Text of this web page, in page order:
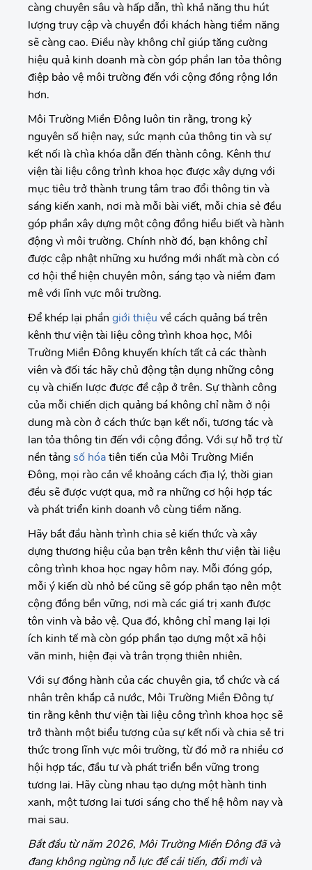
càng chuyên sâu và hấp dẫn, thì khả năng thu hút
lượng truy cập và chuyển đổi khách hàng tiềm năng
sẽ càng cao. Điều này không chỉ giúp tăng cường
hiệu quả kinh doanh mà còn góp phần lan tỏa thông
điệp bảo vệ môi trường đến với cộng đồng rộng lớn
hơn.
Môi Trường Miền Đông luôn tin rằng, trong kỷ
nguyên số hiện nay, sức mạnh của thông tin và sự
kết nối là chìa khóa dẫn đến thành công. Kênh thư
viện tài liệu công trình khoa học được xây dựng với
mục tiêu trở thành trung tâm trao đổi thông tin và
sáng kiến xanh, nơi mà mỗi bài viết, mỗi chia sẻ đều
góp phần xây dựng một cộng đồng hiểu biết và hành
động vì môi trường. Chính nhờ đó, bạn không chỉ
được cập nhật những xu hướng mới nhất mà còn có
cơ hội thể hiện chuyên môn, sáng tạo và niềm đam
mê với lĩnh vực môi trường.
Để khép lại phần giới thiệu về cách quảng bá trên
kênh thư viện tài liệu công trình khoa học, Môi
Trường Miền Đông khuyến khích tất cả các thành
viên và đối tác hãy chủ động tận dụng những công
cụ và chiến lược được đề cập ở trên. Sự thành công
của mỗi chiến dịch quảng bá không chỉ nằm ở nội
dung mà còn ở cách thức bạn kết nối, tương tác và
lan tỏa thông tin đến với cộng đồng. Với sự hỗ trợ từ
nền tảngsố hóatiên tiến của Môi Trường Miền
Đông, mọi rào cản về khoảng cách địa lý, thời gian
đều sẽ được vượt qua, mở ra những cơ hội hợp tác
và phát triển kinh doanh vô cùng tiềm năng.
Hãy bắt đầu hành trình chia sẻ kiến thức và xây
dựng thương hiệu của bạn trên kênh thư viện tài liệu
công trình khoa học ngay hôm nay. Mỗi đóng góp,
mỗi ý kiến dù nhỏ bé cũng sẽ góp phần tạo nên một
cộng đồng bền vững, nơi mà các giá trị xanh được
tôn vinh và bảo vệ. Qua đó, không chỉ mang lại lợi
ích kinh tế mà còn góp phần tạo dựng một xã hội
văn minh, hiện đại và trân trọng thiên nhiên.
Với sự đồng hành của các chuyên gia, tổ chức và cá
nhân trên khắp cả nước, Môi Trường Miền Đông tự
tin rằng kênh thư viện tài liệu công trình khoa học sẽ
trở thành một biểu tượng của sự kết nối và chia sẻ tri
thức trong lĩnh vực môi trường, từ đó mở ra nhiều cơ
hội hợp tác, đầu tư và phát triển bền vững trong
tương lai. Hãy cùng nhau tạo dựng một hành tinh
xanh, một tương lai tươi sáng cho thế hệ hôm nay và
mai sau.
Bắt đầu từ năm 2026, Môi Trường Miền Đông đã và
đang không ngừng nỗ lực để cải tiến, đổi mới và